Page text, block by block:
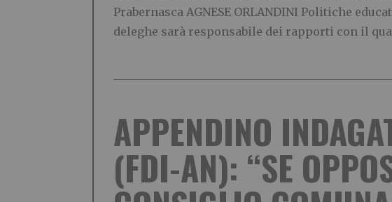
Prabernasca AGNESE ORLANDINI Politiche
deleghe sarà responsabile dei rapporti con il
APPENDINO
(FDI-AN): “SE